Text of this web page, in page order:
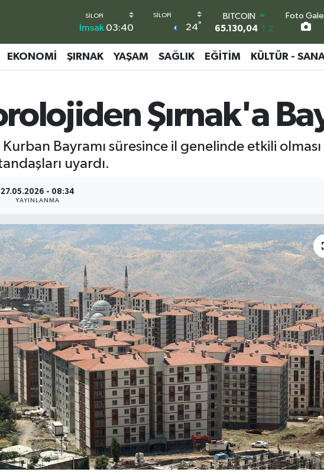
İmsak 03:40 24°
DOLAR
47,7106 0.17
EURO
55,1652
0.27
STERLİN
6618.49
2.12
BİST100
Foto
EKONOMI ŞIRNAK YAŞAM SAĞLIK EĞITIM KÜLTÜR -
Şırnak'a
Kurban Bayramı süresince il genelinde etkili
uyardı.
27.05.2026 - 08:34
YAYINLANMA